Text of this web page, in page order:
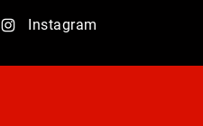
Instagram